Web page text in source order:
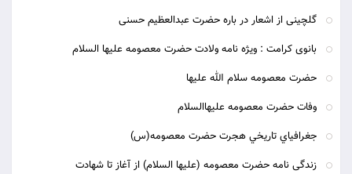
گلچینی از اشعار در باره حضرت عبدالعظیم حسنی
بانوی کرامت : ویژه نامه ولادت حضرت معصومه علیها السلام
حضرت معصومه سلام الله علیها
وفات حضرت معصومه علیهاالسلام
جغرافياي تاريخي هجرت حضرت معصومه(س)
زندگى نامه حضرت معصومه (عليها السلام) از آغاز تا شهادت‏